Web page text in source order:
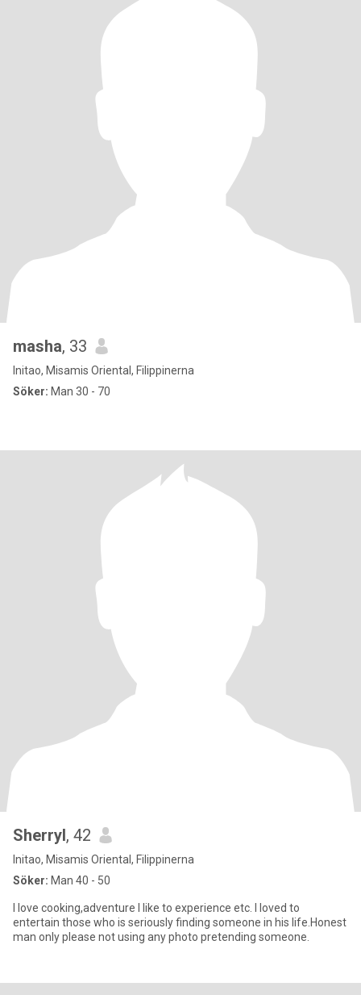
masha, 33
Initao, Misamis Oriental, Filippinerna
Söker: Man 30 - 70
Sherryl, 42
Initao, Misamis Oriental, Filippinerna
Söker: Man 40 - 50
I love cooking,adventure I like to experience etc. I loved to
entertain those who is seriously finding someone in his life.Honest
man only please not using any photo pretending someone.